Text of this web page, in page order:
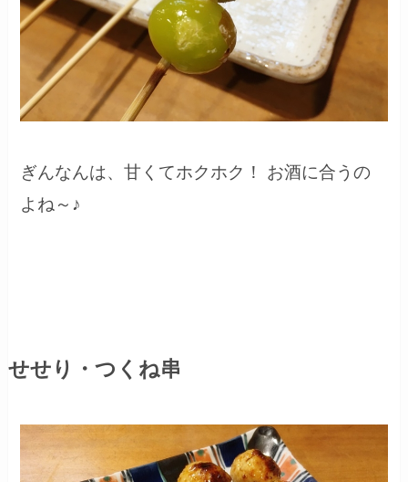
ぎんなんは、甘くてホクホク！ お酒に合うの
よね～♪
せせり・つくね串